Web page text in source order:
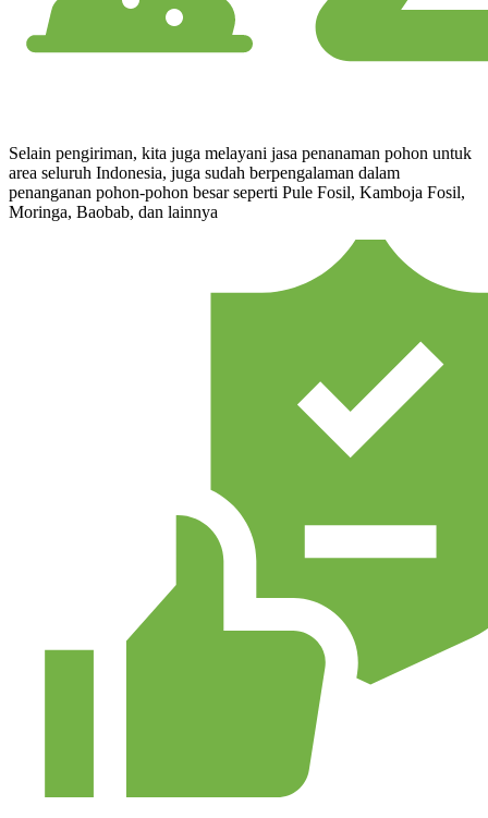
Selain pengiriman, kita juga melayani jasa penanaman pohon untuk
area seluruh Indonesia, juga sudah berpengalaman dalam
penanganan pohon-pohon besar seperti Pule Fosil, Kamboja Fosil,
Moringa, Baobab, dan lainnya